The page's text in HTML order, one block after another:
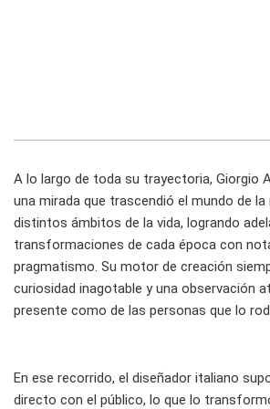
A lo largo de toda su trayectoria, Giorgio
una mirada que trascendió el mundo de
distintos ámbitos de la vida, logrando
transformaciones de cada época con
pragmatismo. Su motor de creación
curiosidad inagotable y una observación
presente como de las personas que lo
En ese recorrido, el diseñador italiano
directo con el público, lo que lo